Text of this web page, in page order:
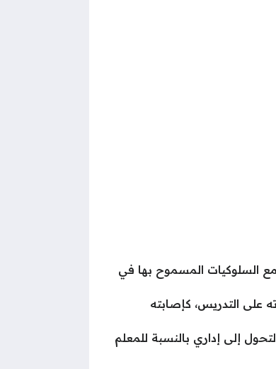
مع السلوكيات المسموح بها في
على التدريس، كإصابته
إلى إداري بالنسبة للمعلم